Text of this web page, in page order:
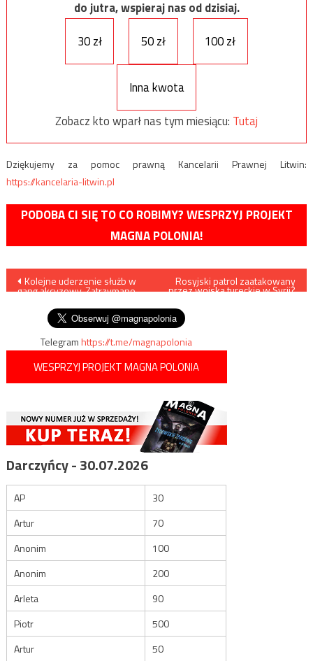
do jutra, wspieraj nas od dzisiaj.
30 zł
50 zł 100 zł
Inna kwota
Zobacz kto wparł nas tym miesiącu: Tutaj
Dziękujemy za pomoc prawną Kancelarii Prawnej Litwin:
https://kancelaria-litwin.pl
PODOBA CI SIĘ TO CO ROBIMY? WESPRZYJ PROJEKT
MAGNA POLONIA!
Nawigacja
wpisu
Kolejne uderzenie służb w
gang akcyzowy. Zatrzymano
Rosyjski patrol zaatakowany
przez wojska tureckie w Syrii?
Telegramhttps://t.me/magnapolonia
WESPRZYJ PROJEKT MAGNA POLONIA
Darczyńcy - 30.07.2026
AP
30
Artur
70
Anonim
100
Anonim
200
Arleta
90
Piotr
500
Artur
50